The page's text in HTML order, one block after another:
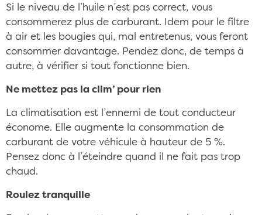
Si le niveau de l’huile n’est pas correct, vous
consommerez plus de carburant. Idem pour le filtre
à air et les bougies qui, mal entretenus, vous feront
consommer davantage. Pendez donc, de temps à
autre, à vérifier si tout fonctionne bien.
Ne mettez pas la clim’ pour rien
La climatisation est l’ennemi de tout conducteur
économe. Elle augmente la consommation de
carburant de votre véhicule à hauteur de 5 %.
Pensez donc à l’éteindre quand il ne fait pas trop
chaud.
Roulez tranquille